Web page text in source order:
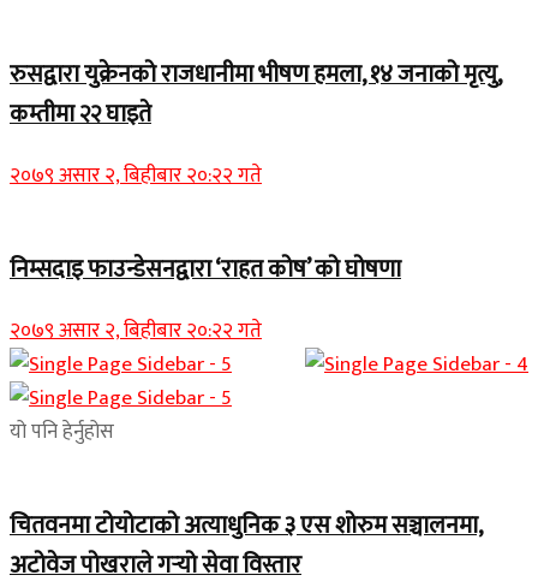
रुसद्वारा युक्रेनको राजधानीमा भीषण हमला, १४ जनाको मृत्यु,
कम्तीमा २२ घाइते
२०७९ असार २, बिहीबार २०:२२ गते
निम्सदाइ फाउन्डेसनद्वारा ‘राहत कोष’ को घोषणा
२०७९ असार २, बिहीबार २०:२२ गते
यो पनि हेर्नुहोस
चितवनमा टोयोटाको अत्याधुनिक ३ एस शोरुम सञ्चालनमा,
अटोवेज पोखराले गर्‍यो सेवा विस्तार